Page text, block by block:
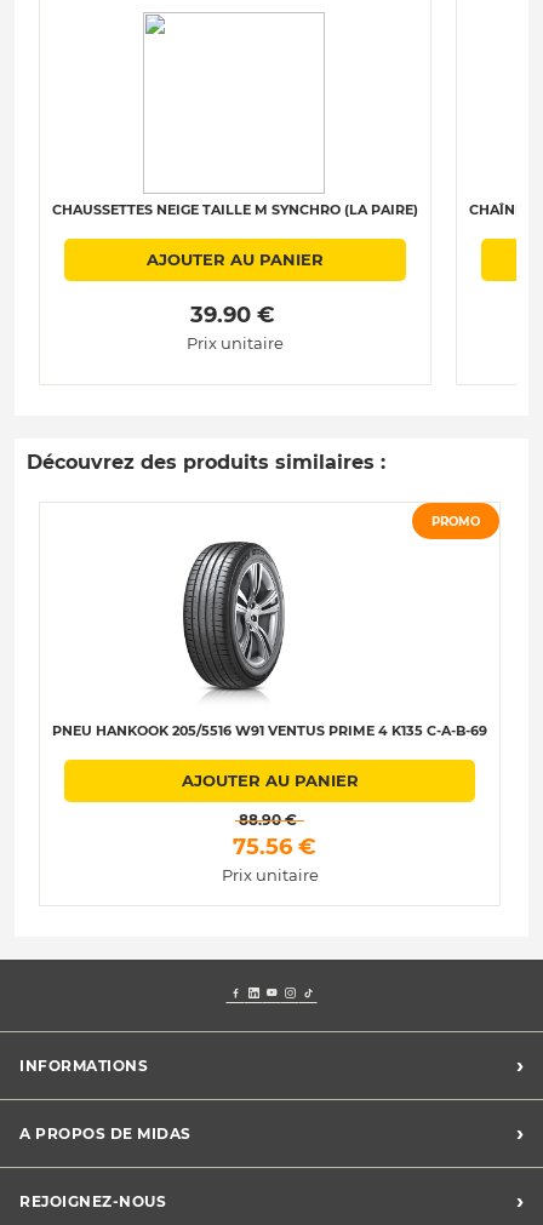
CHAUSSETTES NEIGE TAILLE M SYNCHRO (LA PAIRE)
AJOUTER AU PANIER
39.90 €
Prix unitaire
CHAÎNES
Découvrez des produits similaires :
PROMO
PNEU HANKOOK 205/5516 W91 VENTUS PRIME 4 K135 C-A-B-69
AJOUTER AU PANIER
88.90 €
75.56 €
Prix unitaire
INFORMATIONS ›
Charte des cookies
Charte des données personnelles
CGV
A PROPOS DE MIDAS ›
Midas France
REJOIGNEZ-NOUS ›